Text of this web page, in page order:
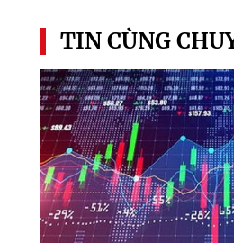
TIN CÙNG